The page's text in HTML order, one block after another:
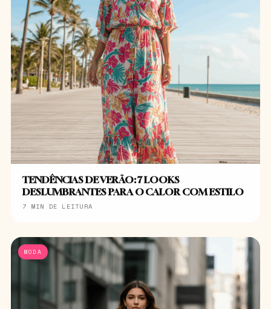
TENDÊNCIAS DE VERÃO: 7 LOOKS
DESLUMBRANTES PARA O CALOR COM ESTILO
7 MIN DE LEITURA
MODA